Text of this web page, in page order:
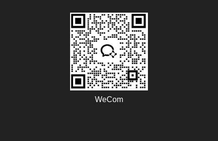
инфракрасного
обогреватель
Номер Лампов 3
Наименование L-R
ZYY-H19
WeCom